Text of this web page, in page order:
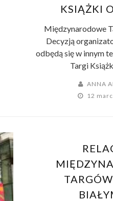
KSIĄŻKI
Międzynarodowe
Decyzją
odbędą się w innym
Targi
ANNA
12